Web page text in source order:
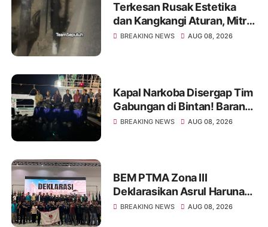
Terkesan Rusak Estetika
dan Kangkangi Aturan, Mitra
My Republic Diduga
BREAKING NEWS AUG 08, 2026
Kapal Narkoba Disergap Tim
Gabungan di Bintan! Barang
Haram 1,3 Ton
BREAKING NEWS AUG 08, 2026
BEM PTMA Zona III
Deklarasikan Asrul Haruna
sebagai Calon Koordinator
BREAKING NEWS AUG 08, 2026